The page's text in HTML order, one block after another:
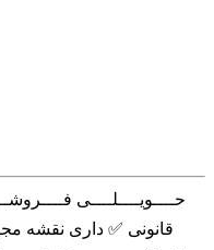
قانونی ✅ داری نقشه